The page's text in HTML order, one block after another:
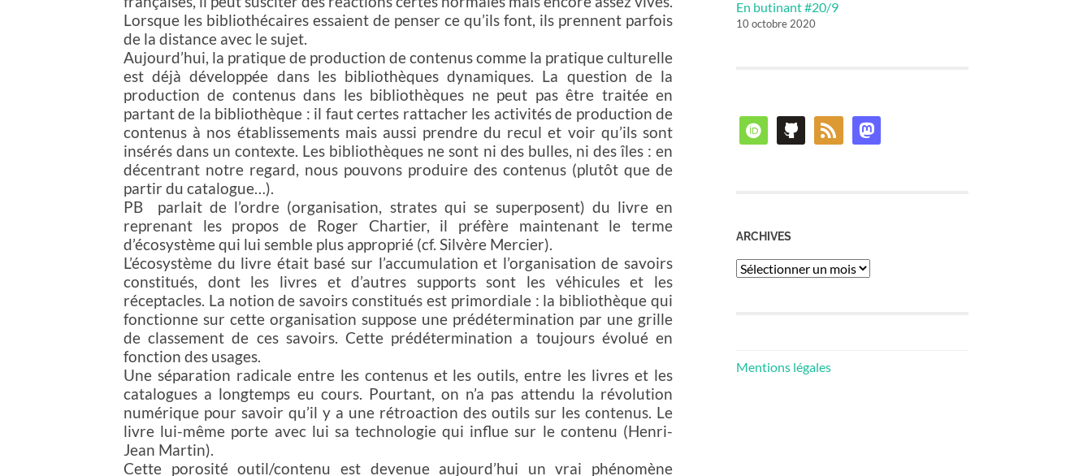
Lorsque les bibliothécaires essaient de penser ce qu’ils font, ils prennent parfois
de la distance avec le sujet.
Aujourd’hui, la pratique de production de contenus comme la pratique culturelle
est déjà développée dans les bibliothèques dynamiques. La question de la
production de contenus dans les bibliothèques ne peut pas être traitée en
partant de la bibliothèque : il faut certes rattacher les activités de production de
contenus à nos établissements mais aussi prendre du recul et voir qu’ils sont
insérés dans un contexte. Les bibliothèques ne sont ni des bulles, ni des îles : en
décentrant notre regard, nous pouvons produire des contenus (plutôt que de
partir du catalogue…).
PB parlait de l’ordre (organisation, strates qui se superposent) du livre en
reprenant les propos de Roger Chartier, il préfère maintenant le terme
d’écosystème qui lui semble plus approprié (cf. Silvère Mercier).
L’écosystème du livre était basé sur l’accumulation et l’organisation de savoirs
constitués, dont les livres et d’autres supports sont les véhicules et les
réceptacles. La notion de savoirs constitués est primordiale : la bibliothèque qui
fonctionne sur cette organisation suppose une prédétermination par une grille
de classement de ces savoirs. Cette prédétermination a toujours évolué en
fonction des usages.
Une séparation radicale entre les contenus et les outils, entre les livres et les
catalogues a longtemps eu cours. Pourtant, on n’a pas attendu la révolution
numérique pour savoir qu’il y a une rétroaction des outils sur les contenus. Le
livre lui-même porte avec lui sa technologie qui influe sur le contenu (Henri-
Jean Martin).
Cette porosité outil/contenu est devenue aujourd’hui un vrai phénomène
En butinant #20/9
10 octobre 2020
orcid github rss mastodon
ARCHIVES
Archives
Mentions légales